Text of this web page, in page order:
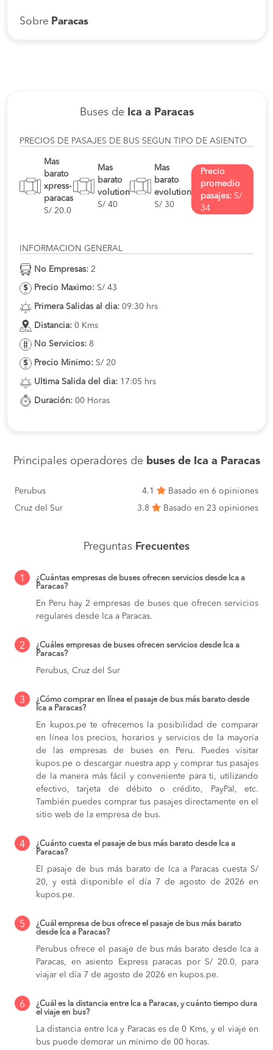
Sobre Paracas
Buses de Ica a Paracas
PRECIOS DE PASAJES DE BUS SEGUN TIPO DE ASIENTO
Mas
barato
xpress-
paracas
S/ 20.0
Mas
barato
volution
S/ 40
Mas
barato
evolution
S/ 30
Precio
promedio
pasajes: S/
34
INFORMACION GENERAL
No Empresas: 2
Precio Maximo: S/ 43
Primera Salidas al dia: 09:30 hrs
Distancia: 0 Kms
No Servicios: 8
Precio Minimo: S/ 20
Ultima Salida del dia: 17:05 hrs
Duración: 00 Horas
Principales operadores de buses de Ica a Paracas
Perubus 4.1
Basado en 6 opiniones
Cruz del Sur
3.8 Basado en 23 opiniones
Preguntas Frecuentes
1
¿Cuántas empresas de buses ofrecen servicios desde Ica a
Paracas?
En Peru hay 2 empresas de buses que ofrecen servicios
regulares desde Ica a Paracas.
2
¿Cuáles empresas de buses ofrecen servicios desde Ica a
Paracas?
Perubus, Cruz del Sur
3
¿Cómo comprar en línea el pasaje de bus más barato desde
Ica a Paracas?
En kupos.pe te ofrecemos la posibilidad de comparar
en línea los precios, horarios y servicios de la mayoría
de las empresas de buses en Peru. Puedes visitar
kupos.pe o descargar nuestra app y comprar tus pasajes
de la manera más fácil y conveniente para ti, utilizando
efectivo, tarjeta de débito o crédito, PayPal, etc.
También puedes comprar tus pasajes directamente en el
sitio web de la empresa de bus.
4
¿Cuánto cuesta el pasaje de bus más barato desde Ica a
Paracas?
El pasaje de bus más barato de Ica a Paracas cuesta S/
20, y está disponible el día 7 de agosto de 2026 en
kupos.pe.
5
¿Cuál empresa de bus ofrece el pasaje de bus más barato
desde Ica a Paracas?
Perubus ofrece el pasaje de bus más barato desde Ica a
Paracas, en asiento Express paracas por S/ 20.0, para
viajar el día 7 de agosto de 2026 en kupos.pe.
6
¿Cuál es la distancia entre Ica a Paracas, y cuánto tiempo dura
el viaje en bus?
La distancia entre Ica y Paracas es de 0 Kms, y el viaje en
bus puede demorar un mínimo de 00 horas.